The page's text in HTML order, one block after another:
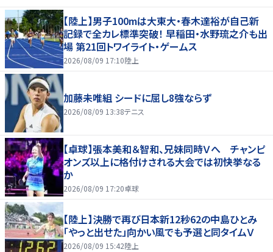
【陸上】男子100mは大東大・春木達裕が自己新
記録で全カレ標準突破！ 早稲田・水野琉之介も出
場 第21回トワイライト・ゲームス
2026/08/09 17:10陸上
加藤未唯組 シードに屈し8強ならず
2026/08/09 13:38テニス
【卓球】張本美和＆智和、兄妹同時Ｖへ チャンピ
オンズ以上に格付けされる大会では初快挙なる
か
2026/08/09 17:20卓球
【陸上】決勝で再び日本新12秒62の中島ひとみ
「やっと出せた」向かい風でも予選と同タイムＶ
2026/08/09 15:42陸上